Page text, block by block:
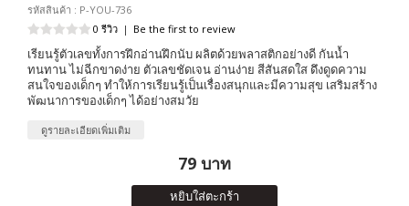
รหัสสินค้า : P-YOU-736
0 รีวิว | Be the first to review
เรียนรู้ตัวเลขทั้งการฝึกอ่านฝึกนับ ผลิตด้วยพลาสติกอย่างดี กันน้ำ
ทนทาน ไม่ฉีกขาดง่าย ตัวเลขชัดเจน อ่านง่าย สีสันสดใส ดึงดูดความ
สนใจของเด็กๆ ทำให้การเรียนรู้เป็นเรื่องสนุกและมีความสุข เสริมสร้าง
พัฒนาการของเด็กๆ ได้อย่างสมวัย
ดูรายละเอียดเพิ่มเติม
79 บาท
หยิบใส่ตะกร้า